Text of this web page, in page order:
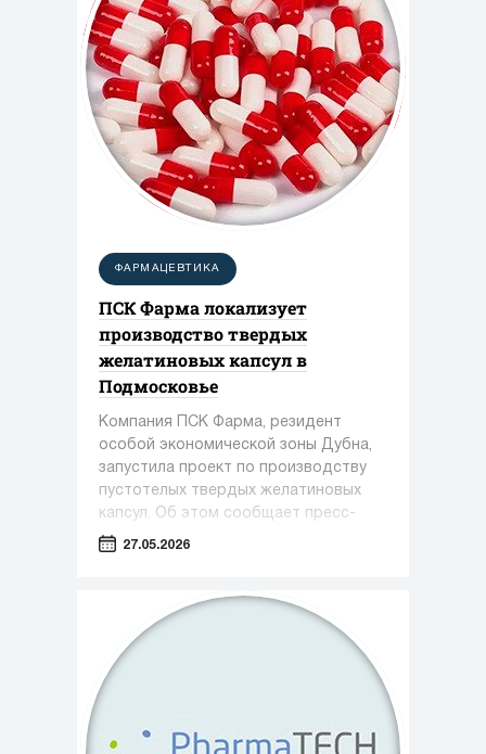
ФАРМАЦЕВТИКА
ПСК Фарма локализует
производство твердых
желатиновых капсул в
Подмосковье
Компания ПСК Фарма, резидент
особой экономической зоны Дубна,
запустила проект по производству
пустотелых твердых желатиновых
капсул. Об этом сообщает пресс-
служба Министерства инвестиций,
27.05.2026